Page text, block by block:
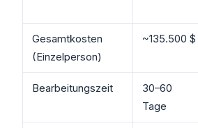
Gesamtkosten
(Einzelperson)
~135.500 $
Bearbeitungszeit
30–60
Tage